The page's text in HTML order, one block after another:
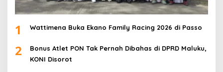
1 Wattimena Buka Ekano Family Racing 2026 di Passo
2
Bonus Atlet PON Tak Pernah Dibahas di DPRD Maluku,
KONI Disorot